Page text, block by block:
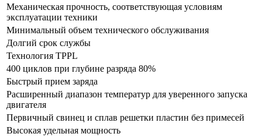
Механическая прочность, соответствующая условиям
эксплуатации техники
Минимальный объем технического обслуживания
Долгий срок службы
Технология TPPL
400 циклов при глубине разряда 80%
Быстрый прием заряда
Расширенный диапазон температур для уверенного запуска
двигателя
Первичный свинец и сплав решетки пластин без примесей
Высокая удельная мощность